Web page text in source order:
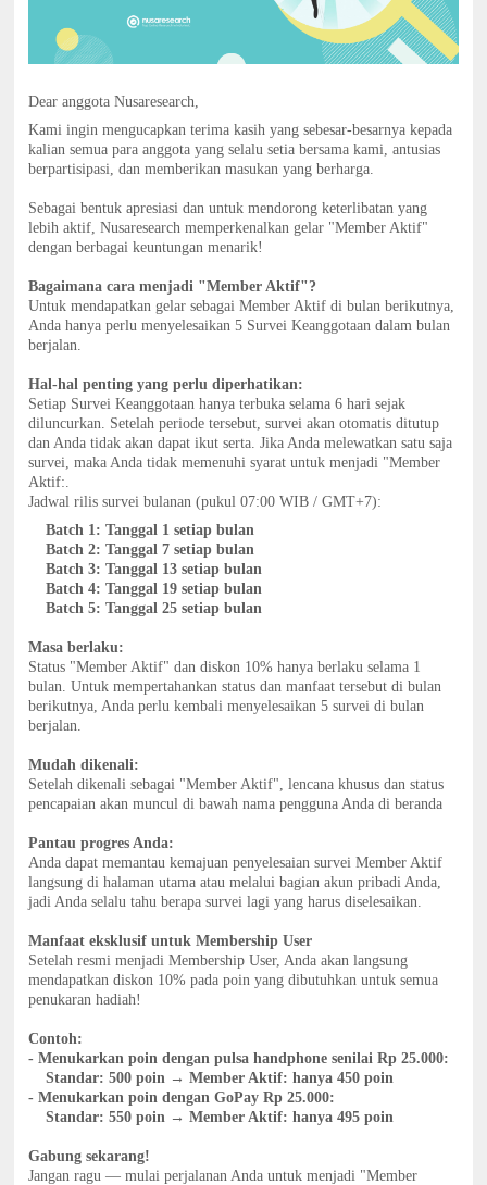
Dear anggota Nusaresearch,
Kami ingin mengucapkan terima kasih yang sebesar-besarnya kepada
kalian semua para anggota yang selalu setia bersama kami, antusias
berpartisipasi, dan memberikan masukan yang berharga.
Sebagai bentuk apresiasi dan untuk mendorong keterlibatan yang
lebih aktif, Nusaresearch memperkenalkan gelar "Member Aktif"
dengan berbagai keuntungan menarik!
Bagaimana cara menjadi "Member Aktif"?
Untuk mendapatkan gelar sebagai Member Aktif di bulan berikutnya,
Anda hanya perlu menyelesaikan 5 Survei Keanggotaan dalam bulan
berjalan.
Hal-hal penting yang perlu diperhatikan:
Setiap Survei Keanggotaan hanya terbuka selama 6 hari sejak
diluncurkan. Setelah periode tersebut, survei akan otomatis ditutup
dan Anda tidak akan dapat ikut serta. Jika Anda melewatkan satu saja
survei, maka Anda tidak memenuhi syarat untuk menjadi "Member
Aktif:.
Jadwal rilis survei bulanan (pukul 07:00 WIB / GMT+7):
Batch 1: Tanggal 1 setiap bulan
Batch 2: Tanggal 7 setiap bulan
Batch 3: Tanggal 13 setiap bulan
Batch 4: Tanggal 19 setiap bulan
Batch 5: Tanggal 25 setiap bulan
Masa berlaku:
Status "Member Aktif" dan diskon 10% hanya berlaku selama 1
bulan. Untuk mempertahankan status dan manfaat tersebut di bulan
berikutnya, Anda perlu kembali menyelesaikan 5 survei di bulan
berjalan.
Mudah dikenali:
Setelah dikenali sebagai "Member Aktif", lencana khusus dan status
pencapaian akan muncul di bawah nama pengguna Anda di beranda
Pantau progres Anda:
Anda dapat memantau kemajuan penyelesaian survei Member Aktif
langsung di halaman utama atau melalui bagian akun pribadi Anda,
jadi Anda selalu tahu berapa survei lagi yang harus diselesaikan.
Manfaat eksklusif untuk Membership User
Setelah resmi menjadi Membership User, Anda akan langsung
mendapatkan diskon 10% pada poin yang dibutuhkan untuk semua
penukaran hadiah!
Contoh:
- Menukarkan poin denganpulsa handphone senilai Rp 25.000:
Standar: 500 poin → Member Aktif: hanya 450 poin
- Menukarkan poin dengan GoPay Rp 25.000:
Standar: 550 poin → Member Aktif: hanya 495 poin
Gabung sekarang!
Jangan ragu — mulai perjalanan Anda untuk menjadi "Member